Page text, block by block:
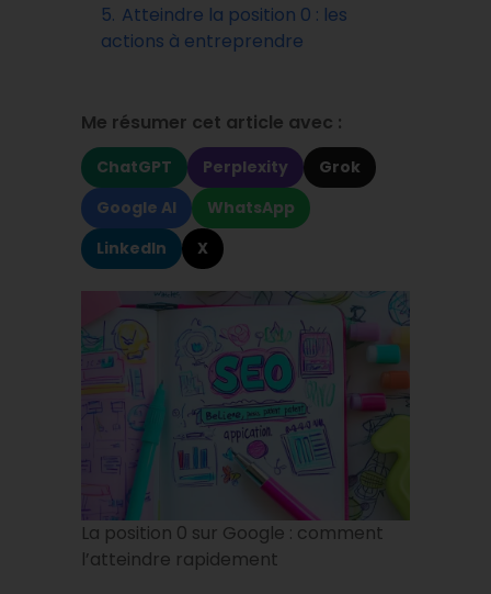
5. Atteindre la position 0 : les
actions à entreprendre
Me résumer cet article avec :
ChatGPT Perplexity
Grok
Google AI
WhatsApp
LinkedIn
X
La position 0 sur Google : comment
l’atteindre rapidement